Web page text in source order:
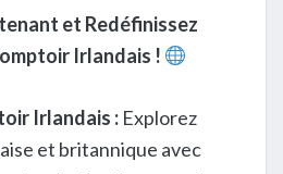
et Redéfinissez
Irlandais !
Irlandais : Explorez
et britannique avec